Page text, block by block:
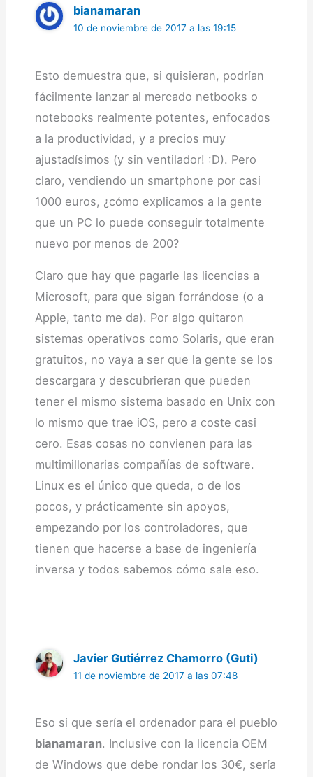
bianamaran
10 de noviembre de 2017 a las 19:15
Esto demuestra que, si quisieran, podrían
fácilmente lanzar al mercado netbooks o
notebooks realmente potentes, enfocados
a la productividad, y a precios muy
ajustadísimos (y sin ventilador! :D). Pero
claro, vendiendo un smartphone por casi
1000 euros, ¿cómo explicamos a la gente
que un PC lo puede conseguir totalmente
nuevo por menos de 200?
Claro que hay que pagarle las licencias a
Microsoft, para que sigan forrándose (o a
Apple, tanto me da). Por algo quitaron
sistemas operativos como Solaris, que eran
gratuitos, no vaya a ser que la gente se los
descargara y descubrieran que pueden
tener el mismo sistema basado en Unix con
lo mismo que trae iOS, pero a coste casi
cero. Esas cosas no convienen para las
multimillonarias compañías de software.
Linux es el único que queda, o de los
pocos, y prácticamente sin apoyos,
empezando por los controladores, que
tienen que hacerse a base de ingeniería
inversa y todos sabemos cómo sale eso.
Javier Gutiérrez Chamorro (Guti)
11 de noviembre de 2017 a las 07:48
Eso si que sería el ordenador para el pueblo
bianamaran. Inclusive con la licencia OEM
de Windows que debe rondar los 30€, sería